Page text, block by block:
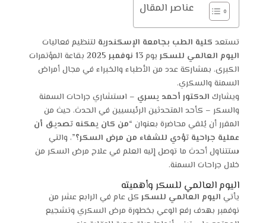
عناصر المقال
تستعد كلية الطب بجامعة الإسكندرية لتنظيم فعاليات
اليوم العالمي للسكريوم13 نوفمبر 2025
بقاعة المؤتمرات
الكبرى، بمشاركة عدد من الأطباء والخبراء في مجال أمراض
السمنة والسكري.
ويشارك الدكتور أحمد يسري – استشاري جراحات السمنة
والسكر – كأحد المتحدثين الرئيسيين في الحدث، حيث من
المقرر أن يُلقي محاضرة بعنوان “من كان يمكنه تصديق أن
عملية جراحية تؤدي للشفاء من مرض السكر؟”، والتي
ستتناول أحدث ما توصل إليه العلم في علاج مرض السكر من
خلال جراحات السمنة.
اليوم العالمي للسكر وأهميته
يأتي اليوم العالمي للسكركل عام في الرابع عشر من
نوفمبر بهدف رفع الوعي بخطورة مرض السكري وتشجيع